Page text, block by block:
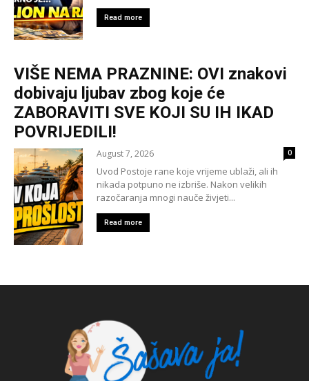
Read more
VIŠE NEMA PRAZNINE: OVI znakovi
dobivaju ljubav zbog koje će
ZABORAVITI SVE KOJI SU IH IKAD
POVRIJEDILI!
August 7, 2026 0
Uvod Postoje rane koje vrijeme ublaži, ali ih
nikada potpuno ne izbriše. Nakon velikih
razočaranja mnogi nauče živjeti...
Read more